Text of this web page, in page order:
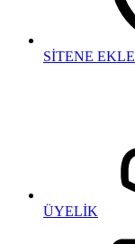
SİTENE EKLE
ÜYELİK